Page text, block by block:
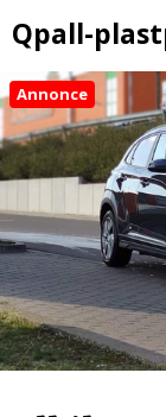
Qpall-
Annonce